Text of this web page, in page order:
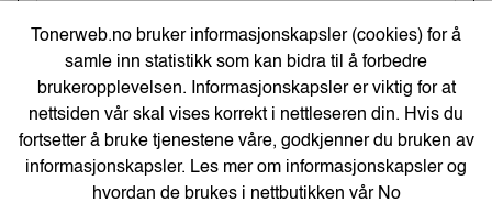
185,- Eks. Mva. Kjøp
-27% Meeting Charts m/30 ark 63,5x77,4 (2)
Varenummer:106358 /7000050153
Lagerstatus:3 stk på lager.
Obs, kun3 Stk. til denne tilbudsprisen
Tonerweb.no bruker informasjonskapsler (cookies) for å
samle inn statistikk som kan bidra til å forbedre
brukeropplevelsen. Informasjonskapsler er viktig for at
nettsiden vår skal vises korrekt i nettleseren din. Hvis du
fortsetter å bruke tjenestene våre, godkjenner du bruken av
informasjonskapsler. Les mer om informasjonskapsler og
hvordan de brukes i nettbutikken vårNo